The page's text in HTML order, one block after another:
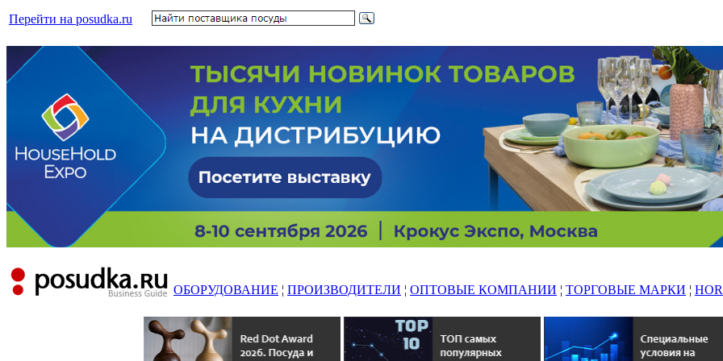
Перейти на posudka.ru
ОБОРУДОВАНИЕ ¦ ПРОИЗВОДИТЕЛИ ¦ ОПТОВЫЕ КОМПАНИИ ¦ ТОРГОВЫЕ МАРКИ ¦